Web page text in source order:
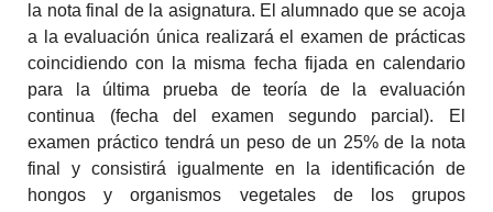
la nota final de la asignatura. El alumnado que se acoja
a la evaluación única realizará el examen de prácticas
coincidiendo con la misma fecha fijada en calendario
para la última prueba de teoría de la evaluación
continua (fecha del examen segundo parcial). El
examen práctico tendrá un peso de un 25% de la nota
final y consistirá igualmente en la identificación de
hongos y organismos vegetales de los grupos